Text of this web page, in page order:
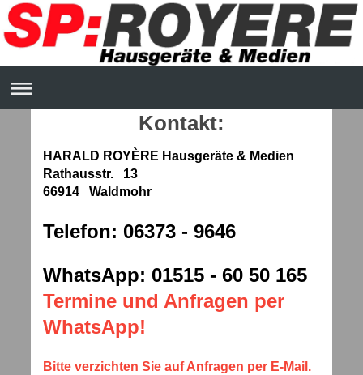
Kontakt:
HARALD ROYÈRE Hausgeräte & Medien
Rathausstr. 13
66914 Waldmohr
Telefon: 06373 - 9646
WhatsApp: 01515 - 60 50 165
Termine und Anfragen per
WhatsApp!
Bitte verzichten Sie auf Anfragen per E-Mail.